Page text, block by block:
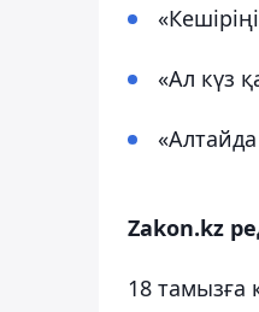
«Ал күз
Zakon.kz
18 тамызға